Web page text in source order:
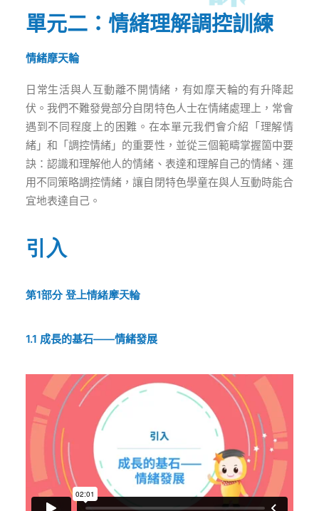
單元二：情緒理解調控訓練
情緒摩天輪
日常生活與人互動離不開情緒，有如摩天輪的有升降起
伏。我們不難發覺部分自閉特色人士在情緒處理上，常會
遇到不同程度上的困難。在本單元我們會介紹「理解情
緒」和「調控情緒」的重要性，並從三個範疇掌握箇中要
訣：認識和理解他人的情緒、表達和理解自己的情緒、運
用不同策略調控情緒，讓自閉特色學童在與人互動時能合
宜地表達自己。
引入
第1部分登上情緒摩天輪
1.1 成長的基石——情緒發展